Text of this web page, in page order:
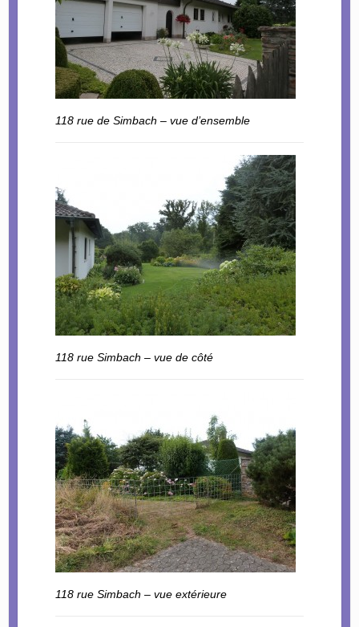
118 rue de Simbach – vue d’ensemble
118 rue Simbach – vue de côté
118 rue Simbach – vue extérieure